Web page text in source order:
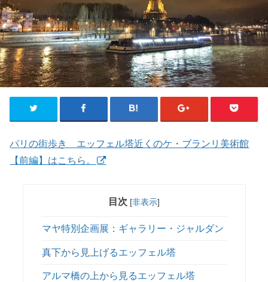
パリの街歩き エッフェル塔近くのケ・ブランリ美術館
【前編】はこちら。
目次 [非表示]
マヤ特別企画展：ギャラリー・ジャルダン
真下から見上げるエッフェル塔
アルマ橋の上から見るエッフェル塔